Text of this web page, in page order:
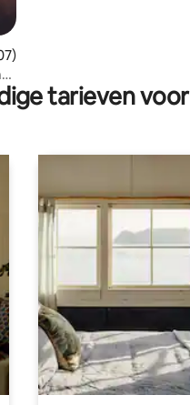
beoordeling van 4,93 op 5,
tarieven